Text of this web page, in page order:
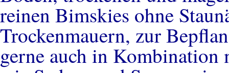
reinen Bimskies ohne
Trockenmauern, zur
gerne auch in Kombination